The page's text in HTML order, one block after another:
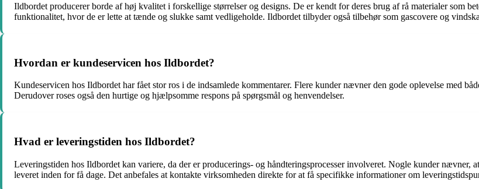
Ildbordet producerer borde af høj kvalitet i forskellige størrelser og designs. De er kendt for deres brug af rå materialer som
funktionalitet, hvor de er lette at tænde og slukke samt vedligeholde. Ildbordet tilbyder også tilbehør som gascovere og
Hvordan er kundeservicen hos Ildbordet?
Kundeservicen hos Ildbordet har fået stor ros i de indsamlede kommentarer. Flere kunder nævner den gode oplevelse med
Derudover roses også den hurtige og hjælpsomme respons på spørgsmål og henvendelser.
Hvad er leveringstiden hos Ildbordet?
Leveringstiden hos Ildbordet kan variere, da der er producerings- og håndteringsprocesser involveret. Nogle kunder nævner,
leveret inden for få dage. Det anbefales at kontakte virksomheden direkte for at få specifikke informationer om